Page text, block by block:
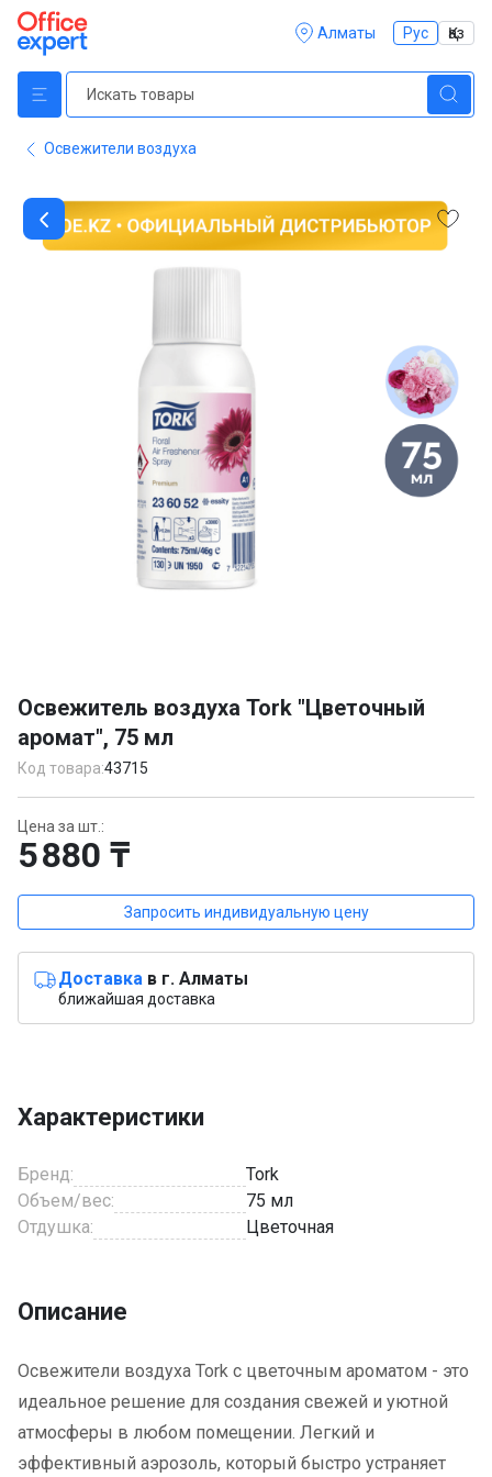
Алматы Рус Қаз
Освежители воздуха
of
1
Освежитель воздуха Tork "Цветочный
аромат", 75 мл
Код товара:43715
Цена за шт.:
5 880 ₸
Запросить индивидуальную цену
Доставка в г. Алматы
ближайшая доставка
Характеристики
Бренд:
Tork
Объем/вес:
75 мл
Отдушка:
Цветочная
Описание
Освежители воздуха Tork с цветочным ароматом - это
идеальное решение для создания свежей и уютной
атмосферы в любом помещении. Легкий и
эффективный аэрозоль, который быстро устраняет